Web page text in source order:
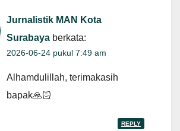
Jurnalistik MAN Kota
Surabaya berkata:
2026-06-24 pukul 7:49 am
Alhamdulillah, terimakasih
bapak🙏🏻
REPLY